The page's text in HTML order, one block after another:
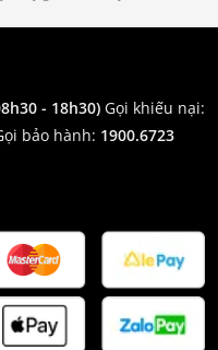
- 18h30) Gọi khiếu nại:
bảo hành: 1900.6723